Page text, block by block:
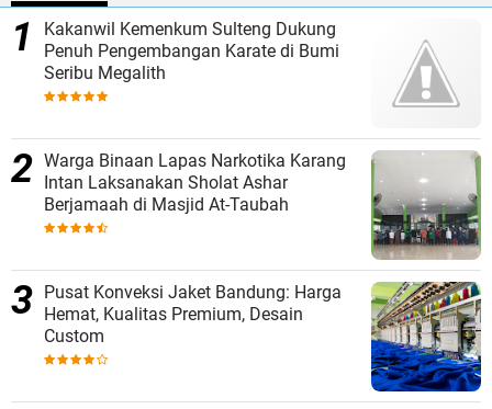
Kakanwil Kemenkum Sulteng Dukung
Penuh Pengembangan Karate di Bumi
Seribu Megalith
Warga Binaan Lapas Narkotika Karang
Intan Laksanakan Sholat Ashar
Berjamaah di Masjid At-Taubah
Pusat Konveksi Jaket Bandung: Harga
Hemat, Kualitas Premium, Desain
Custom